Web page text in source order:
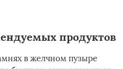
продуктов
в желчном пузыре